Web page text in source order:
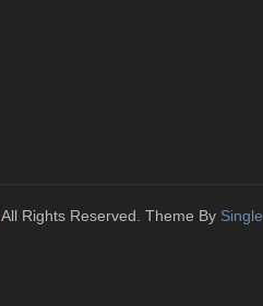
. All Rights Reserved. Theme By Single